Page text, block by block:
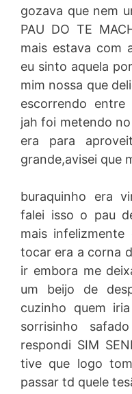
gozava que nem
PAU DO TE
mais estava com
eu sinto aquela
mim nossa que
escorrendo entre
jah foi metendo
era para
grande,avisei que
buraquinho era
falei isso o pau
mais
tocar era a corna
ir embora me
um beijo de
cuzinho quem
sorrisinho
respondi SIM
tive que logo
passar td quele